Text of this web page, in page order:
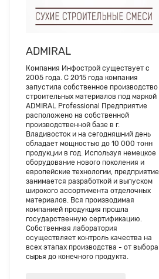
ADMIRAL
Компания Инфострой существует с
2005 года. С 2015 года компания
запустила собственное производство
строительных материалов под маркой
ADMIRAL Professional Предприятие
расположено на собственной
производственной базе в г.
Владивосток и на сегодняшний день
обладает мощностью до 10 000 тонн
продукции в год. Используя немецкое
оборудование нового поколения и
европейские технологии, предприятие
занимается разработкой и выпуском
широкого ассортимента отделочных
материалов. Вся производимая
компанией продукция прошла
государственную сертификацию.
Собственная лаборатория
осуществляет контроль качества на
всех этапах производства - от выбора
сырья до конечного продукта.